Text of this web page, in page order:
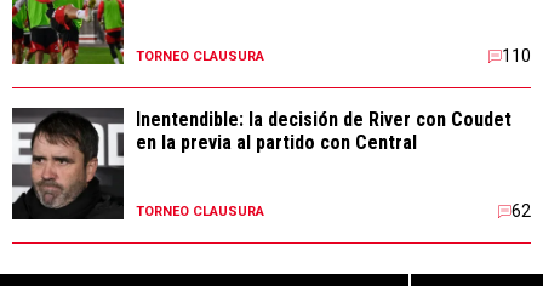
TORNEO CLAUSURA 110
Inentendible: la decisión de River con Coudet
en la previa al partido con Central
TORNEO CLAUSURA 62